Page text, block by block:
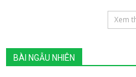
Xem
BÀI NGẪU NHIÊN